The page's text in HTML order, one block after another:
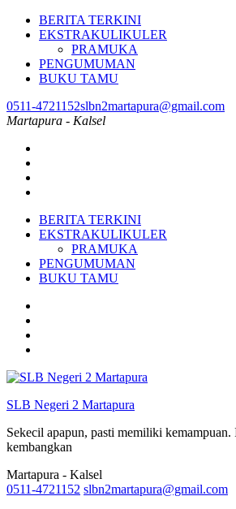
BERITA TERKINI
EKSTRAKULIKULER
PRAMUKA
PENGUMUMAN
BUKU TAMU
0511-4721152slbn2martapura@gmail.com
Martapura - Kalsel
BERITA TERKINI
EKSTRAKULIKULER
PRAMUKA
PENGUMUMAN
BUKU TAMU
SLB Negeri 2 Martapura
Sekecil apapun, pasti memiliki
kembangkan
Martapura - Kalsel
0511-4721152 slbn2martapura@gmail.com